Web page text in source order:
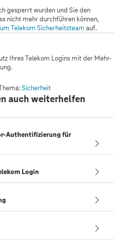
gesperrt wurden und Sie den
nicht mehr durchführen können,
Telekom Sicherheitsteam auf.
Ihres Telekom Logins mit der Mehr-
Sicherheit
auch weiterhelfen
Authentifizierung für
Login